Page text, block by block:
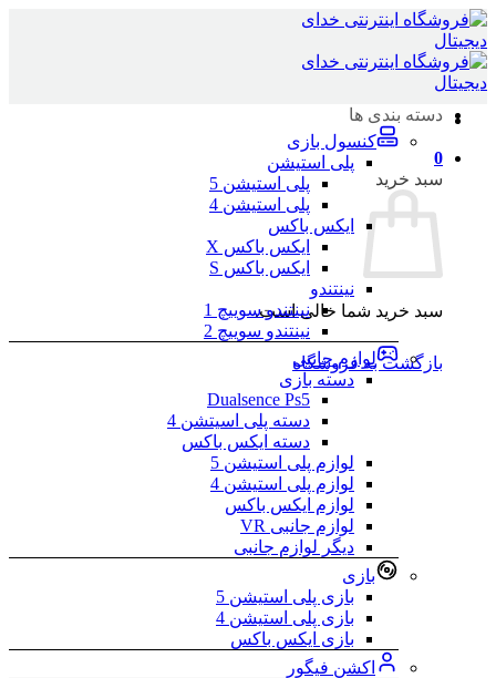
Skip
to
content
0
سبد خرید
سبد خرید شما خالی است.
بازگشت به فروشگاه
دسته بندی ها
کنسول بازی
پلی استیشن
پلی استیشن 5
پلی استیشن 4
ایکس باکس
ایکس باکس X
ایکس باکس S
نینتندو
نینتندو سوییچ 1
نینتندو سوییچ 2
لوازم جانبی
دسته بازی
Dualsence Ps5
دسته پلی اسیتشن 4
دسته ایکس باکس
لوازم پلی استیشن 5
لوازم پلی استیشن 4
لوازم ایکس باکس
لوازم جانبی VR
دیگر لوازم جانبی
بازی
بازی پلی استیشن 5
بازی پلی استیشن 4
بازی ایکس باکس
اکشن فیگور